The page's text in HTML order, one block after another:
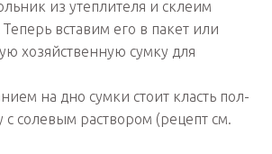
из утеплителя и склеим
вставим его в пакет или
хозяйственную сумку для
на дно сумки стоит класть пол-
солевым раствором (рецепт см.